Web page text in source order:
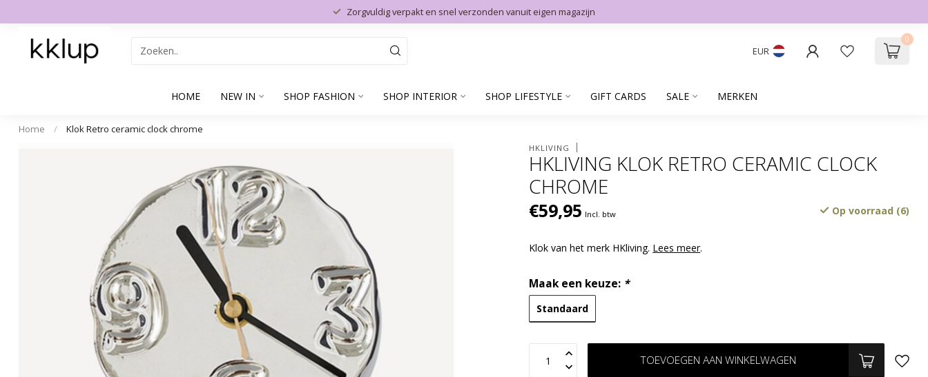
Zorgvuldig verpakt en snel verzonden vanuit eigen magazijn
EUR
0
HOME NEW IN SHOP FASHION SHOP INTERIOR SHOP LIFESTYLE GIFT CARDS SALE MERKEN
Home / Klok Retro ceramic clock chrome
HKLIVING
HKLIVING KLOK RETRO CERAMIC CLOCK
CHROME
€59,95 Incl. btw Op voorraad (6)
Klok van het merk HKliving. Lees meer.
Maak een keuze: *
Standaard
TOEVOEGEN AAN WINKELWAGEN